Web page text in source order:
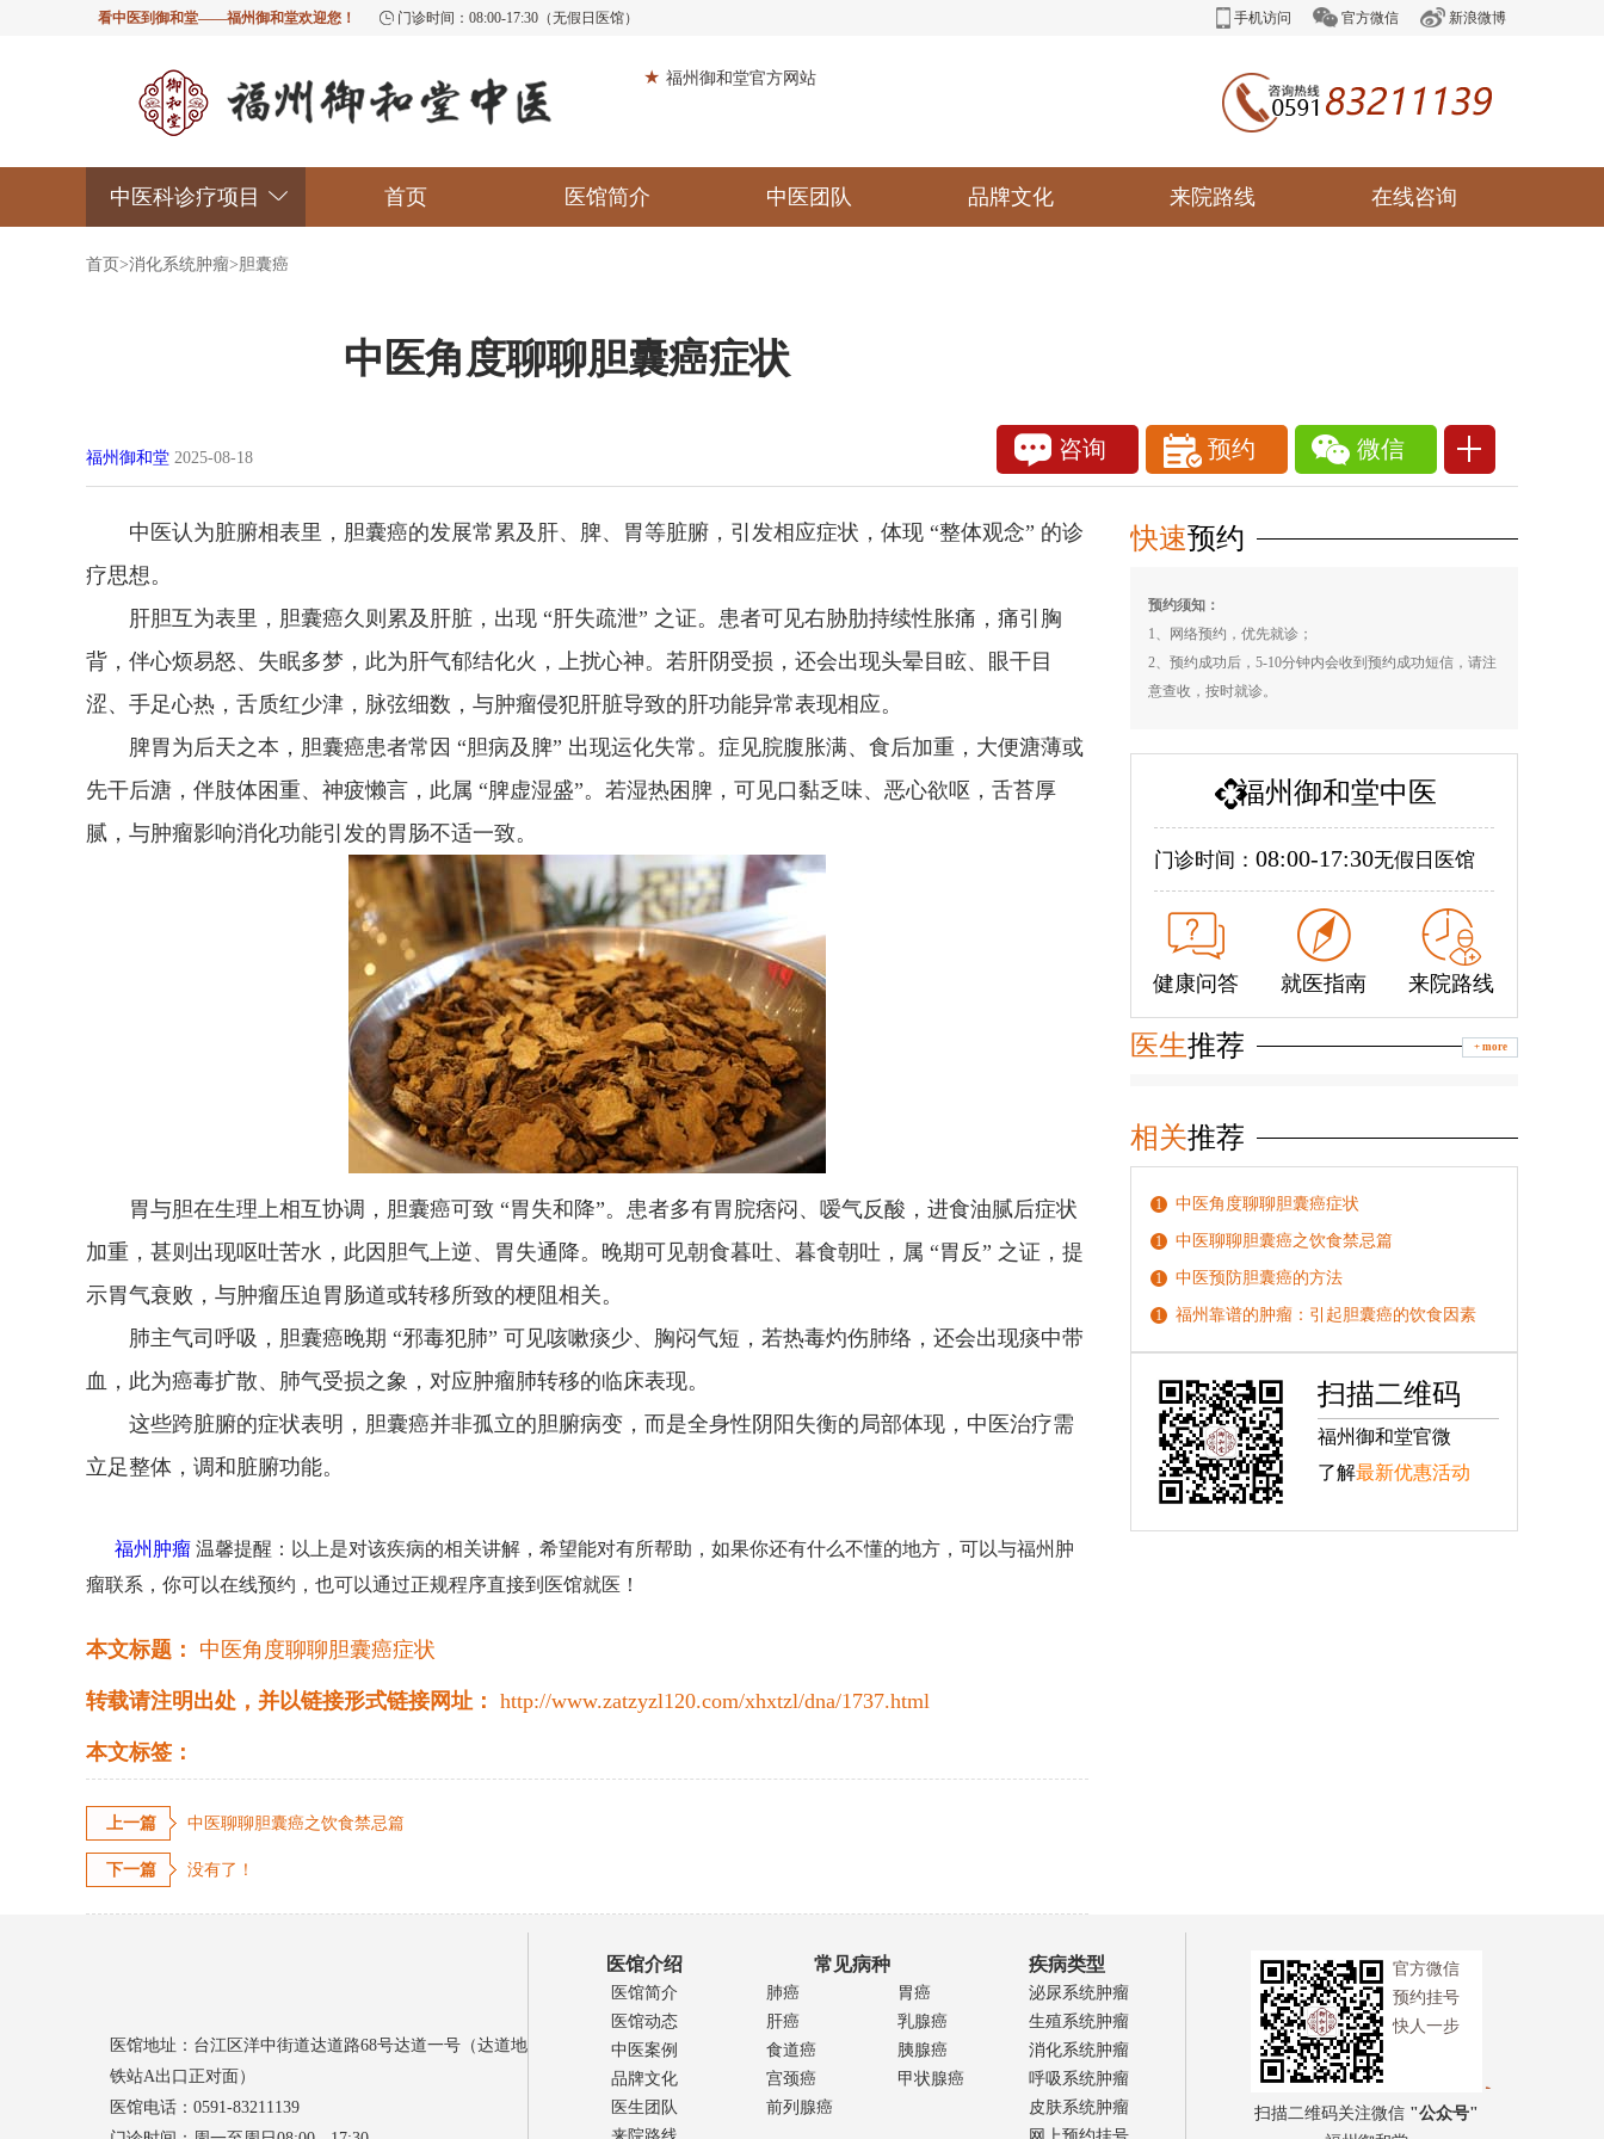
看中医到御和堂——福州御和堂欢迎您！ 门诊时间：08:00-17:30（无假日医馆） 手机访问 官方微信 新浪微博
★ 福州御和堂官方网站
中医科诊疗项目 首页 医馆简介 中医团队 品牌文化 来院路线 在线咨询
首页 >消化系统肿瘤>胆囊癌
中医角度聊聊胆囊癌症状
福州御和堂 2025-08-18 咨询
预约
微信
中医认为脏腑相表里，胆囊癌的发展常累及肝、脾、胃等脏腑，引发相应症状，体现 “整体观念” 的诊
疗思想。
肝胆互为表里，胆囊癌久则累及肝脏，出现 “肝失疏泄” 之证。患者可见右胁肋持续性胀痛，痛引胸
背，伴心烦易怒、失眠多梦，此为肝气郁结化火，上扰心神。若肝阴受损，还会出现头晕目眩、眼干目
涩、手足心热，舌质红少津，脉弦细数，与肿瘤侵犯肝脏导致的肝功能异常表现相应。
脾胃为后天之本，胆囊癌患者常因 “胆病及脾” 出现运化失常。症见脘腹胀满、食后加重，大便溏薄或
先干后溏，伴肢体困重、神疲懒言，此属 “脾虚湿盛”。若湿热困脾，可见口黏乏味、恶心欲呕，舌苔厚
腻，与肿瘤影响消化功能引发的胃肠不适一致。
胃与胆在生理上相互协调，胆囊癌可致 “胃失和降”。患者多有胃脘痞闷、嗳气反酸，进食油腻后症状
加重，甚则出现呕吐苦水，此因胆气上逆、胃失通降。晚期可见朝食暮吐、暮食朝吐，属 “胃反” 之证，提
示胃气衰败，与肿瘤压迫胃肠道或转移所致的梗阻相关。
肺主气司呼吸，胆囊癌晚期 “邪毒犯肺” 可见咳嗽痰少、胸闷气短，若热毒灼伤肺络，还会出现痰中带
血，此为癌毒扩散、肺气受损之象，对应肿瘤肺转移的临床表现。
这些跨脏腑的症状表明，胆囊癌并非孤立的胆腑病变，而是全身性阴阳失衡的局部体现，中医治疗需
立足整体，调和脏腑功能。
福州肿瘤 温馨提醒：以上是对该疾病的相关讲解，希望能对有所帮助，如果你还有什么不懂的地方，可以与福州肿
瘤联系，你可以在线预约，也可以通过正规程序直接到医馆就医！
本文标题： 中医角度聊聊胆囊癌症状
转载请注明出处，并以链接形式链接网址： http://www.zatzyzl120.com/xhxtzl/dna/1737.html
本文标签：
上一篇 中医聊聊胆囊癌之饮食禁忌篇
下一篇 没有了！
快速预约
预约须知：
1、网络预约，优先就诊；
2、预约成功后，5-10分钟内会收到预约成功短信，请注
意查收，按时就诊。
福州御和堂中医
门诊时间： 08:00-17:30无假日医馆
健康问答 就医指南 来院路线
医生推荐 + more
相关推荐
1 中医角度聊聊胆囊癌症状
1 中医聊聊胆囊癌之饮食禁忌篇
1 中医预防胆囊癌的方法
1 福州靠谱的肿瘤：引起胆囊癌的饮食因素
扫描二维码
福州御和堂官微
了解最新优惠活动
医馆地址：台江区洋中街道达道路68号达道一号（达道地
铁站A出口正对面）
医馆电话：0591-83211139
医馆介绍
医馆简介
医馆动态
中医案例
品牌文化
医生团队
常见病种
肺癌
胃癌
肝癌
乳腺癌
食道癌
胰腺癌
宫颈癌
甲状腺癌
前列腺癌
疾病类型
泌尿系统肿瘤
生殖系统肿瘤
消化系统肿瘤
呼吸系统肿瘤
皮肤系统肿瘤
官方微信
预约挂号
快人一步
扫描二维码关注微信 "公众号"